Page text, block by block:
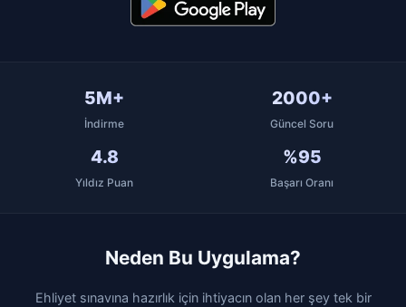
5M+
İndirme
2000+
Güncel Soru
4.8
Yıldız Puan
%95
Başarı Oranı
Neden Bu Uygulama?
Ehliyet sınavına hazırlık için ihtiyacın olan her şey tek bir